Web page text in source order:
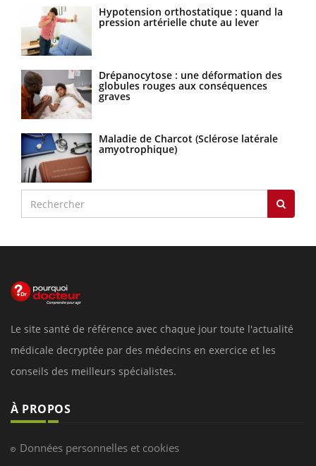
Hypotension orthostatique : quand la
pression artérielle chute au lever
Drépanocytose : une déformation des
globules rouges aux conséquences
graves
Maladie de Charcot (Sclérose latérale
amyotrophique)
Le site santé de référence avec chaque jour toute l'actualité
médicale decryptée par des médecins en exercice et les
conseils des meilleurs spécialistes.
À PROPOS
Données personnelles et cookies